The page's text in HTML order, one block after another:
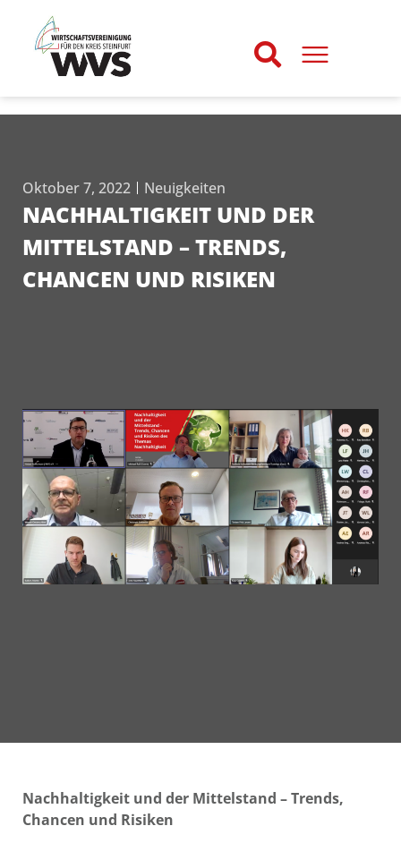
Oktober 7, 2022 Neuigkeiten
NACHHALTIGKEIT UND DER
MITTELSTAND – TRENDS,
CHANCEN UND RISIKEN
Nachhaltigkeit und der Mittelstand – Trends,
Chancen und Risiken